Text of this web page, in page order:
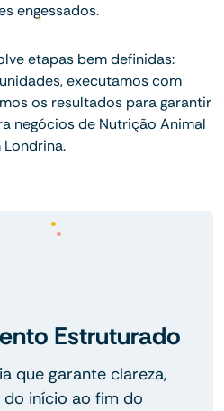
engessados.
etapas bem definidas:
executamos com
os resultados para garantir
negócios de Nutrição Animal
Londrina.
Estruturado
que garante clareza,
início ao fim do